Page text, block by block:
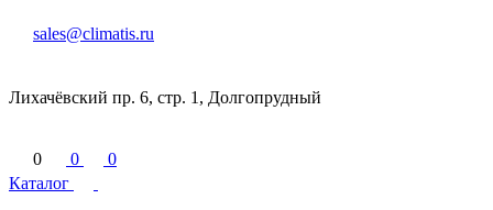
sales@climatis.ru
Лихачёвский пр. 6, стр. 1, Долгопрудный
0 0
0
Каталог